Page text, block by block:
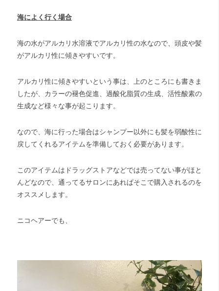
海によく行く場合
海の水がアルカリ水溶液でアルカリ性の水なので、頭皮や髪
がアルカリ性に傾きやすいです。
アルカリ性に傾きやすいという事は、上のところにも書きま
したが、カラーの褪色促進、過酸化脂質の生成、活性酸素の
生成など様々な事が起こります。
なので、海に行った場合はシャンプー以外にも髪を弱酸性に
戻してくれるアイテムを準備しておく必要があります。
このアイテムはドラッグストアなどでは売ってない事がほと
んどなので、通ってるサロンにあればそこで購入されるのを
オススメします。
ニコヘアーでも、